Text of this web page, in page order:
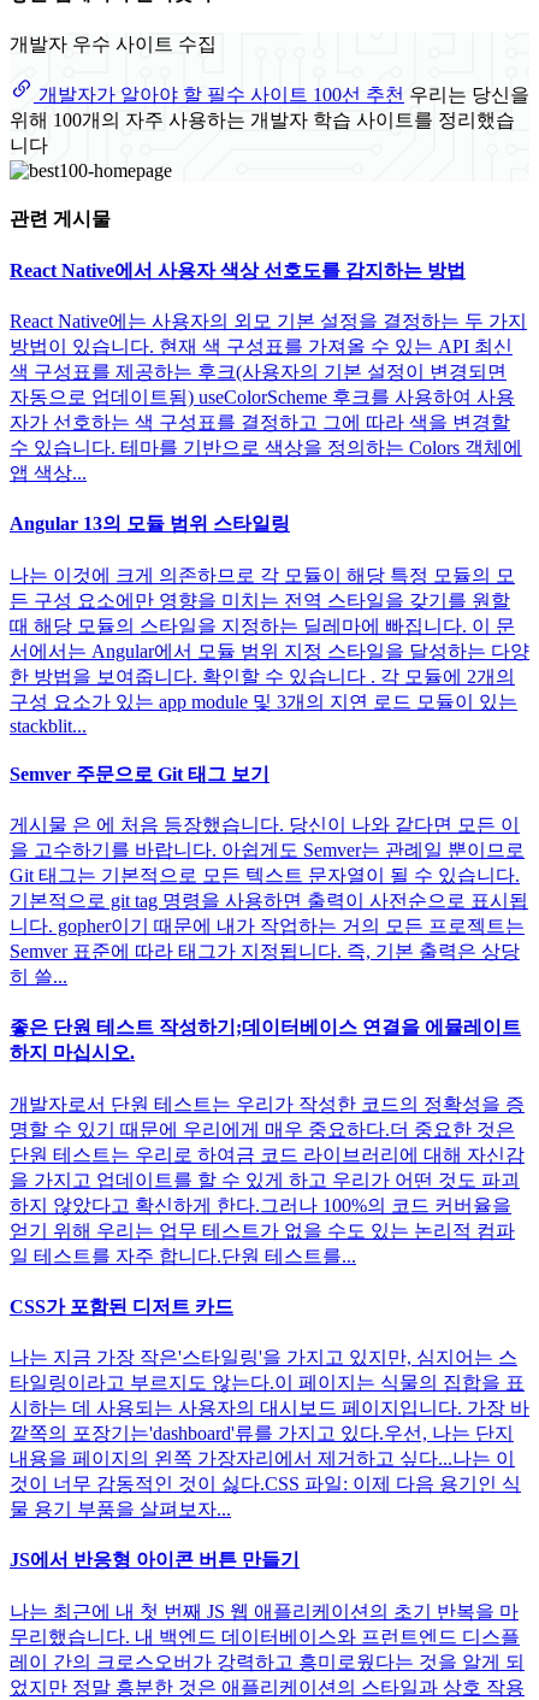
개발자 우수 사이트 수집
개발자가 알아야 할 필수 사이트 100선 추천 우리는 당신을
위해 100개의 자주 사용하는 개발자 학습 사이트를 정리했습
니다
관련 게시물
React Native에서 사용자 색상 선호도를 감지하는 방법
React Native에는 사용자의 외모 기본 설정을 결정하는 두 가지
방법이 있습니다. 현재 색 구성표를 가져올 수 있는 API 최신
색 구성표를 제공하는 후크(사용자의 기본 설정이 변경되면
자동으로 업데이트됨) useColorScheme 후크를 사용하여 사용
자가 선호하는 색 구성표를 결정하고 그에 따라 색을 변경할
수 있습니다. 테마를 기반으로 색상을 정의하는 Colors 객체에
앱 색상...
Angular 13의 모듈 범위 스타일링
나는 이것에 크게 의존하므로 각 모듈이 해당 특정 모듈의 모
든 구성 요소에만 영향을 미치는 전역 스타일을 갖기를 원할
때 해당 모듈의 스타일을 지정하는 딜레마에 빠집니다. 이 문
서에서는 Angular에서 모듈 범위 지정 스타일을 달성하는 다양
한 방법을 보여줍니다. 확인할 수 있습니다 . 각 모듈에 2개의
구성 요소가 있는 app module 및 3개의 지연 로드 모듈이 있는
stackblit...
Semver 주문으로 Git 태그 보기
게시물 은 에 처음 등장했습니다. 당신이 나와 같다면 모든 이
을 고수하기를 바랍니다. 아쉽게도 Semver는 관례일 뿐이므로
Git 태그는 기본적으로 모든 텍스트 문자열이 될 수 있습니다.
기본적으로 git tag 명령을 사용하면 출력이 사전순으로 표시됩
니다. gopher이기 때문에 내가 작업하는 거의 모든 프로젝트는
Semver 표준에 따라 태그가 지정됩니다. 즉, 기본 출력은 상당
히 쓸...
좋은 단원 테스트 작성하기;데이터베이스 연결을 에뮬레이트
하지 마십시오.
개발자로서 단원 테스트는 우리가 작성한 코드의 정확성을 증
명할 수 있기 때문에 우리에게 매우 중요하다.더 중요한 것은
단원 테스트는 우리로 하여금 코드 라이브러리에 대해 자신감
을 가지고 업데이트를 할 수 있게 하고 우리가 어떤 것도 파괴
하지 않았다고 확신하게 한다.그러나 100%의 코드 커버율을
얻기 위해 우리는 업무 테스트가 없을 수도 있는 논리적 컴파
일 테스트를 자주 합니다.단원 테스트를...
CSS가 포함된 디저트 카드
나는 지금 가장 작은'스타일링'을 가지고 있지만, 심지어는 스
타일링이라고 부르지도 않는다.이 페이지는 식물의 집합을 표
시하는 데 사용되는 사용자의 대시보드 페이지입니다. 가장 바
깥쪽의 포장기는'dashboard'류를 가지고 있다.우선, 나는 단지
내용을 페이지의 왼쪽 가장자리에서 제거하고 싶다...나는 이
것이 너무 감동적인 것이 싫다.CSS 파일: 이제 다음 용기인 식
물 용기 부품을 살펴보자...
JS에서 반응형 아이콘 버튼 만들기
나는 최근에 내 첫 번째 JS 웹 애플리케이션의 초기 반복을 마
무리했습니다. 내 백엔드 데이터베이스와 프런트엔드 디스플
레이 간의 크로스오버가 강력하고 흥미로웠다는 것을 알게 되
었지만 정말 흥분한 것은 애플리케이션의 스타일과 상호 작용